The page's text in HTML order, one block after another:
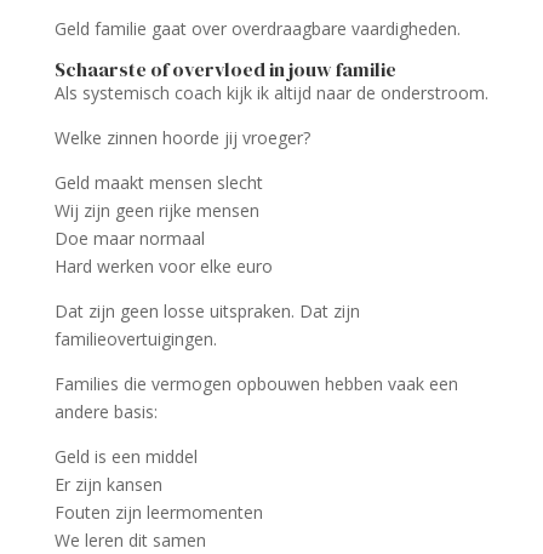
Geld familie gaat over overdraagbare vaardigheden.
Schaarste of overvloed in jouw familie
Als systemisch coach kijk ik altijd naar de onderstroom.
Welke zinnen hoorde jij vroeger?
Geld maakt mensen slecht
Wij zijn geen rijke mensen
Doe maar normaal
Hard werken voor elke euro
Dat zijn geen losse uitspraken. Dat zijn
familieovertuigingen.
Families die vermogen opbouwen hebben vaak een
andere basis:
Geld is een middel
Er zijn kansen
Fouten zijn leermomenten
We leren dit samen